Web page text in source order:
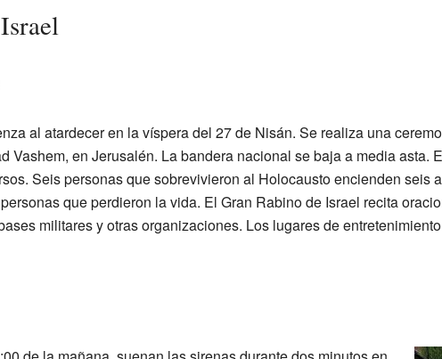
al atardecer en la víspera del 27 de Nisán. Se realiza una
Vashem, en Jerusalén. La bandera nacional se baja a media asta.
Seis personas que sobrevivieron al Holocausto encienden seis
que perdieron la vida. El Gran Rabino de Israel recita
militares y otras organizaciones. Los lugares de